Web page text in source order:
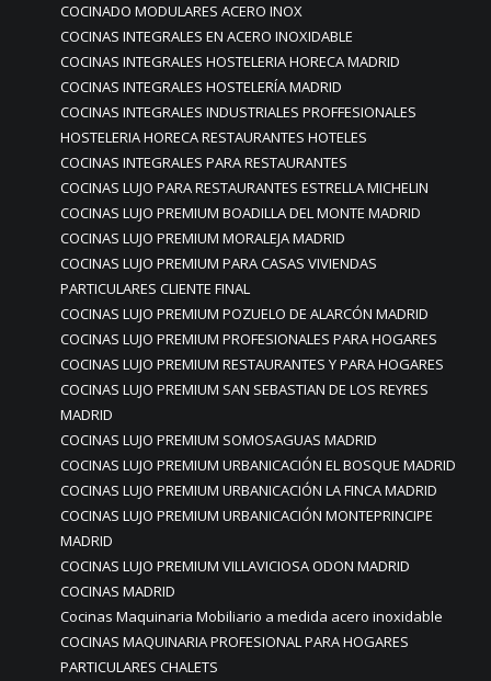
COCINADO MODULARES ACERO INOX
COCINAS INTEGRALES EN ACERO INOXIDABLE
COCINAS INTEGRALES HOSTELERIA HORECA MADRID
COCINAS INTEGRALES HOSTELERÍA MADRID
COCINAS INTEGRALES INDUSTRIALES PROFFESIONALES
HOSTELERIA HORECA RESTAURANTES HOTELES
COCINAS INTEGRALES PARA RESTAURANTES
COCINAS LUJO PARA RESTAURANTES ESTRELLA MICHELIN
COCINAS LUJO PREMIUM BOADILLA DEL MONTE MADRID
COCINAS LUJO PREMIUM MORALEJA MADRID
COCINAS LUJO PREMIUM PARA CASAS VIVIENDAS
PARTICULARES CLIENTE FINAL
COCINAS LUJO PREMIUM POZUELO DE ALARCÓN MADRID
COCINAS LUJO PREMIUM PROFESIONALES PARA HOGARES
COCINAS LUJO PREMIUM RESTAURANTES Y PARA HOGARES
COCINAS LUJO PREMIUM SAN SEBASTIAN DE LOS REYRES
MADRID
COCINAS LUJO PREMIUM SOMOSAGUAS MADRID
COCINAS LUJO PREMIUM URBANICACIÓN EL BOSQUE MADRID
COCINAS LUJO PREMIUM URBANICACIÓN LA FINCA MADRID
COCINAS LUJO PREMIUM URBANICACIÓN MONTEPRINCIPE
MADRID
COCINAS LUJO PREMIUM VILLAVICIOSA ODON MADRID
COCINAS MADRID
Cocinas Maquinaria Mobiliario a medida acero inoxidable
COCINAS MAQUINARIA PROFESIONAL PARA HOGARES
PARTICULARES CHALETS